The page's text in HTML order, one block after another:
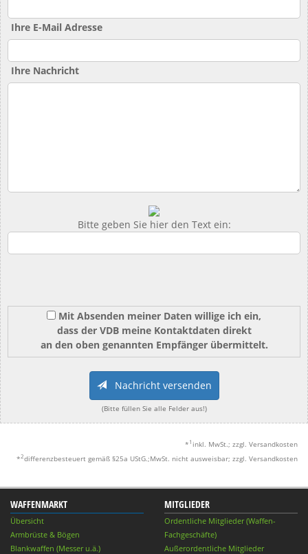
Ihre E-Mail Adresse
Ihre Nachricht
Bitte geben Sie hier den Text ein:
Mit Absenden meiner Daten willige ich ein,
dass der VDB meine Kontaktdaten direkt
an den oben genannten Empfänger übermittelt.
Nachricht versenden
(Bitte füllen Sie alle Felder aus!)
* 1 inkl. MwSt.; zzgl. Versandkosten
*2differenzbesteuert gemäß §25a UStG.;MwSt. nicht ausweisbar; zzgl. Versandkosten
WAFFENMARKT
Übersicht
Armbrüste & Bögen
Blankwaffen (Messer u.ä.)
MITGLIEDER
Ordentliche Mitglieder (Waffen-
Fachgeschäfte)
Außerordentliche Mitglieder